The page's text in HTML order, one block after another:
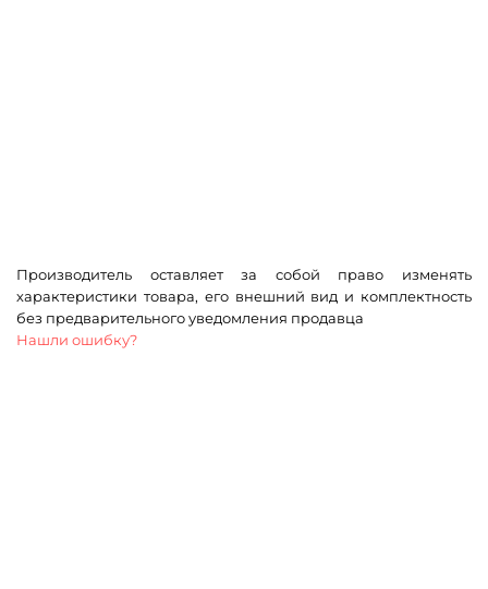
Производитель оставляет за собой право изменять
характеристики товара, его внешний вид и комплектность
без предварительного уведомления продавца
Нашли ошибку?